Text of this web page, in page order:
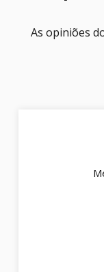
As opiniões